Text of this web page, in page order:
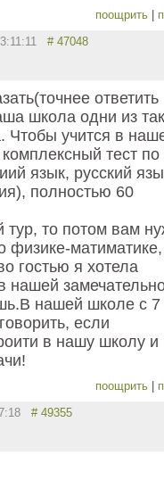
поощрить
# 47048
ответить
школа одни из так
Чтобы учится в
тест по
язык, русский
полностью 60
то потом вам
физике-матиматике,
гостью я хотела
нашей
нашей школе с 7
если
в нашу школу и
поощрить
# 49355